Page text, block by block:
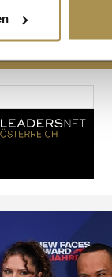
und legen Sie
für
Unsere
haben oder die